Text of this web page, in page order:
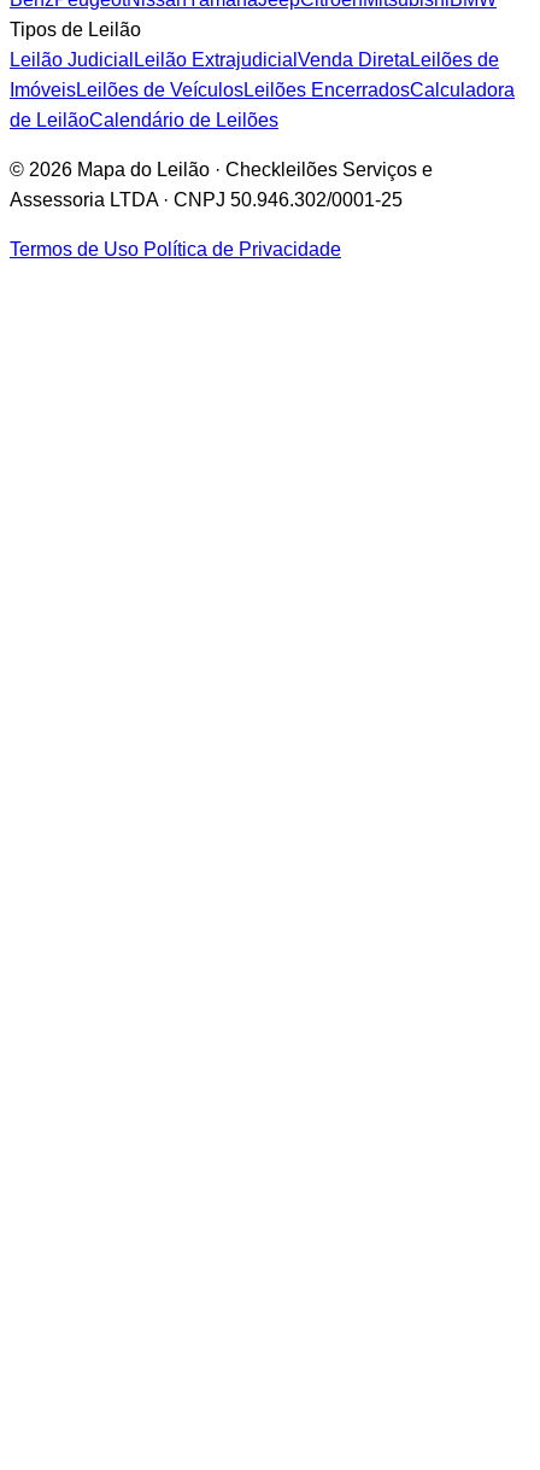
Tipos de Leilão
Leilão Judicial Leilão Extrajudicial Venda Direta Leilões de
ImóveisLeilões de VeículosLeilões EncerradosCalculadora
de LeilãoCalendário de Leilões
© 2026 Mapa do Leilão · Checkleilões Serviços e
Assessoria LTDA · CNPJ 50.946.302/0001-25
Termos de Uso Política de Privacidade